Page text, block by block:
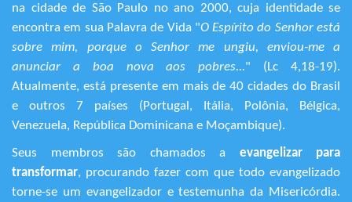
na cidade de São Paulo no ano 2000, cuja identidade se
encontra em sua Palavra de Vida "O Espírito do Senhor está
sobre mim, porque o Senhor me ungiu, enviou-me a
anunciar a boa nova aos pobres..." (Lc 4,18-19).
Atualmente, está presente em mais de 40 cidades do Brasil
e outros 7 países (Portugal, Itália, Polônia, Bélgica,
Venezuela, República Dominicana e Moçambique).
Seus membros são chamados a evangelizar para
transformar, procurando fazer com que todo evangelizado
torne-se um evangelizador e testemunha da Misericórdia.